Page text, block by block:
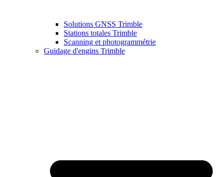
Solutions GNSS Trimble
Stations totales Trimble
Scanning et photogrammétrie
Guidage d'engins Trimble